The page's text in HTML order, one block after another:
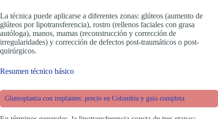
La técnica puede aplicarse a diferentes zonas: glúteos (aumento de
glúteos por lipotransferencia), rostro (rellenos faciales con grasa
autóloga), manos, mamas (reconstrucción y corrección de
irregularidades) y corrección de defectos post-traumáticos o post-
quirúrgicos.
Resumen técnico básico
Gluteoplastia con implantes: precio en Colombia y guía completa